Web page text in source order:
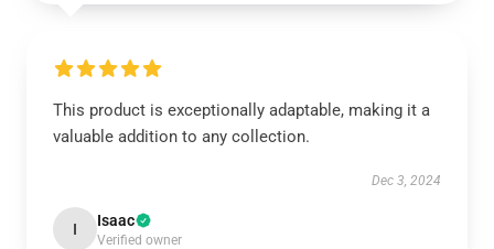
This product is exceptionally adaptable, making it a
valuable addition to any collection.
Dec 3, 2024
I Isaac
Verified owner